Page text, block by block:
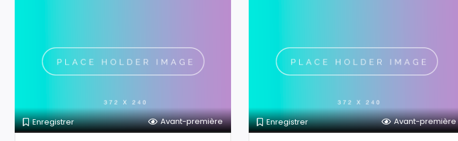
Enregistrer Avant-première Enregistrer Avant-première